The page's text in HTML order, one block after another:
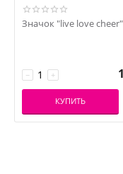
Значок "live love
+
−
КУПИТЬ